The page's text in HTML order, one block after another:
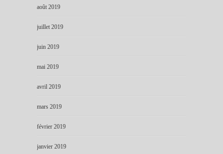
août 2019
juillet 2019
juin 2019
mai 2019
avril 2019
mars 2019
février 2019
janvier 2019